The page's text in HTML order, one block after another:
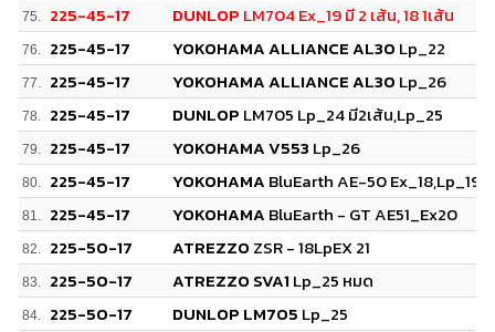
75. 225-45-17 DUNLOP LM704 Ex_19 มี 2 เส้น, 18 1เส้น
76. 225-45-17 YOKOHAMA ALLIANCE AL30 Lp_22
77. 225-45-17 YOKOHAMA ALLIANCE AL30 Lp_26
78. 225-45-17 DUNLOP LM705 Lp_24 มี2เส้น,Lp_25
79. 225-45-17 YOKOHAMA V553 Lp_26
80. 225-45-17 YOKOHAMA BluEarth AE-50 Ex_18,Lp_19
81. 225-45-17 YOKOHAMA BluEarth - GT AE51_Ex20
82. 225-50-17 ATREZZO ZSR - 18LpEX 21
83. 225-50-17 ATREZZO SVA1 Lp_25 หมด
84. 225-50-17 DUNLOP LM705 Lp_25